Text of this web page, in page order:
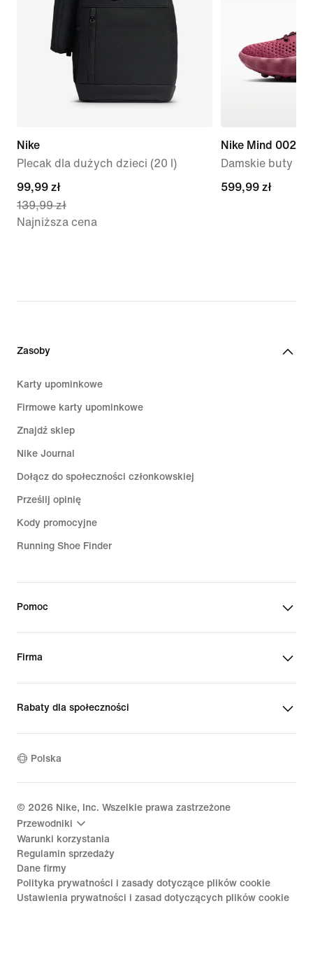
Nike
Plecak dla dużych dzieci (20 l)
current
price
99,99 zł,
99,99 zł
139,99 zł
Najniższa cena
Nike Mind 002
Damskie buty
599,99 zł
599,99 zł
Zasoby
Karty upominkowe
Firmowe karty upominkowe
Znajdź sklep
Nike Journal
Dołącz do społeczności członkowskiej
Prześlij opinię
Kody promocyjne
Running Shoe Finder
Pomoc
Firma
Rabaty dla społeczności
Polska
© 2026 Nike, Inc. Wszelkie prawa zastrzeżone
Przewodniki
Warunki korzystania
Regulamin sprzedaży
Dane firmy
Polityka prywatności i zasady dotyczące plików cookie
Ustawienia prywatności i zasad dotyczących plików cookie